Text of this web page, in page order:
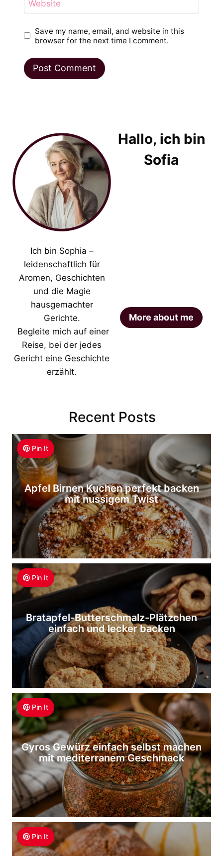
Website
Save my name, email, and website in this
browser for the next time I comment.
Hallo, ich bin
Sofia
Ich bin Sophia –
leidenschaftlich für
Aromen, Geschichten
und die Magie
hausgemachter
Gerichte.
Begleite mich auf einer
Reise, bei der jedes
Gericht eine Geschichte
erzählt.
More about me
Recent Posts
Pin It
Apfel Birnen Kuchen perfekt backen
mit nussigem Twist
Pin It
Bratapfel-Butterschmalz-Plätzchen
einfach und lecker backen
Pin It
Gyros Gewürz einfach selbst machen
mit mediterranem Geschmack
Pin It